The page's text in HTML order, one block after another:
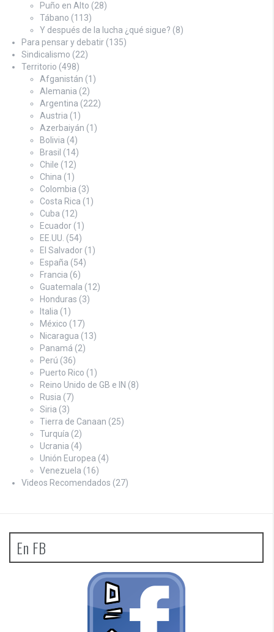
Puño en Alto (28)
Tábano (113)
Y después de la lucha ¿qué sigue? (8)
Para pensar y debatir (135)
Sindicalismo (22)
Territorio (498)
Afganistán (1)
Alemania (2)
Argentina (222)
Austria (1)
Azerbaiyán (1)
Bolivia (4)
Brasil (14)
Chile (12)
China (1)
Colombia (3)
Costa Rica (1)
Cuba (12)
Ecuador (1)
EE.UU. (54)
El Salvador (1)
España (54)
Francia (6)
Guatemala (12)
Honduras (3)
Italia (1)
México (17)
Nicaragua (13)
Panamá (2)
Perú (36)
Puerto Rico (1)
Reino Unido de GB e IN (8)
Rusia (7)
Siria (3)
Tierra de Canaan (25)
Turquía (2)
Ucrania (4)
Unión Europea (4)
Venezuela (16)
Videos Recomendados (27)
En FB